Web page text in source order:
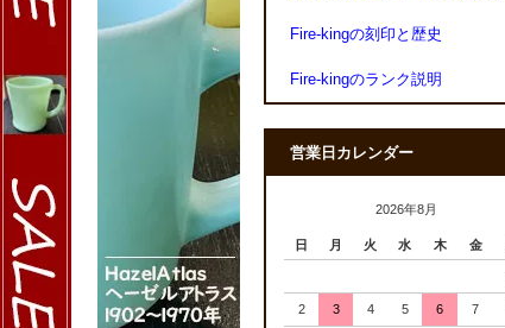
Fire-kingの刻印と歴史
Fire-kingのランク説明
営業日カレンダー
2026年8月
日 月 火 水 木 金
2 3 4 5 6 7